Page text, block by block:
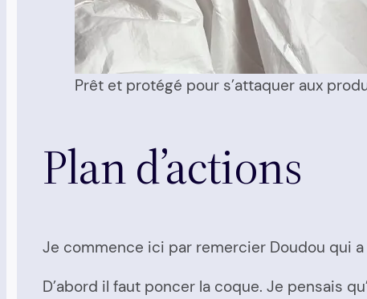
Prêt et protégé pour s’attaquer aux
Plan d’actions
Je commence ici par remercier Doudou qui
D’abord il faut poncer la coque. Je pensais